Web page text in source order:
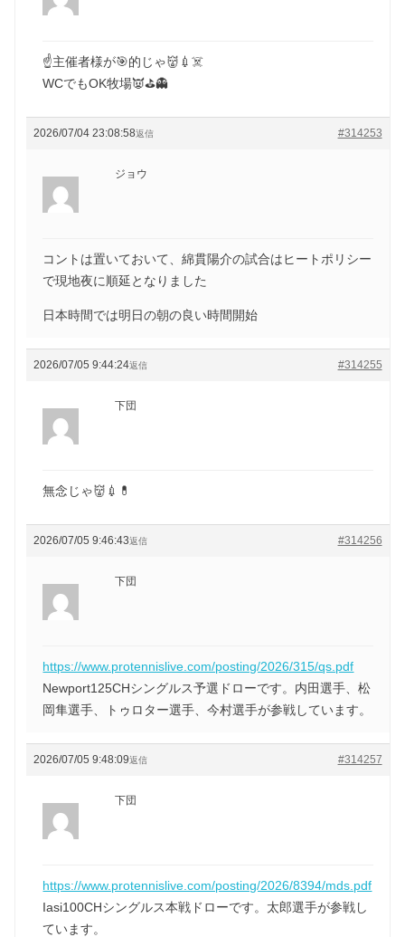
☝️主催者様が🎯的じゃ👹💉☠️
WCでもOK牧場👿⛳️👻
2026/07/04 23:08:58 #314253
返信
ジョウ
コントは置いておいて、綿貫陽介の試合はヒートポリシー
で現地夜に順延となりました
日本時間では明日の朝の良い時間開始
2026/07/05 9:44:24 #314255
返信
下団
無念じゃ👹💉💊
2026/07/05 9:46:43 #314256
返信
下団
https://www.protennislive.com/posting/2026/315/qs.pdf
Newport125CHシングルス予選ドローです。内田選手、松
岡隼選手、トゥロター選手、今村選手が参戦しています。
2026/07/05 9:48:09 #314257
返信
下団
https://www.protennislive.com/posting/2026/8394/mds.pdf
Iasi100CHシングルス本戦ドローです。太郎選手が参戦し
ています。